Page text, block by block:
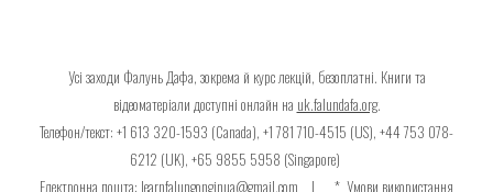
Усі заходи Фалунь Дафа, зокрема й курс лекцій, безоплатні. Книги та
відеоматеріали доступні онлайн на uk.falundafa.org.
Телефон/текст: +1 613 320-1593 (Canada), +1 781 710-4515 (US), +44 753 078-
6212 (UK), +65 9855 5958 (Singapore)
Електронна пошта: learnfalungonginua@gmail.com | * Умови використання